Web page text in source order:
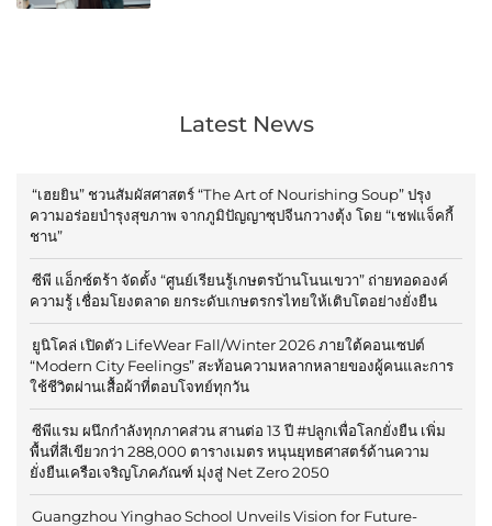
Latest News
“เฮยยิน” ชวนสัมผัสศาสตร์ “The Art of Nourishing Soup” ปรุง
ความอร่อยบำรุงสุขภาพ จากภูมิปัญญาซุปจีนกวางตุ้ง โดย “เชฟแจ็คกี้
ชาน”
ซีพี แอ็กซ์ตร้า จัดตั้ง “ศูนย์เรียนรู้เกษตรบ้านโนนเขวา” ถ่ายทอดองค์
ความรู้ เชื่อมโยงตลาด ยกระดับเกษตรกรไทยให้เติบโตอย่างยั่งยืน
ยูนิโคล่ เปิดตัว LifeWear Fall/Winter 2026 ภายใต้คอนเซปต์
“Modern City Feelings” สะท้อนความหลากหลายของผู้คนและการ
ใช้ชีวิตผ่านเสื้อผ้าที่ตอบโจทย์ทุกวัน
ซีพีแรม ผนึกกำลังทุกภาคส่วน สานต่อ 13 ปี #ปลูกเพื่อโลกยั่งยืน เพิ่ม
พื้นที่สีเขียวกว่า 288,000 ตารางเมตร หนุนยุทธศาสตร์ด้านความ
ยั่งยืนเครือเจริญโภคภัณฑ์ มุ่งสู่ Net Zero 2050
Guangzhou Yinghao School Unveils Vision for Future-